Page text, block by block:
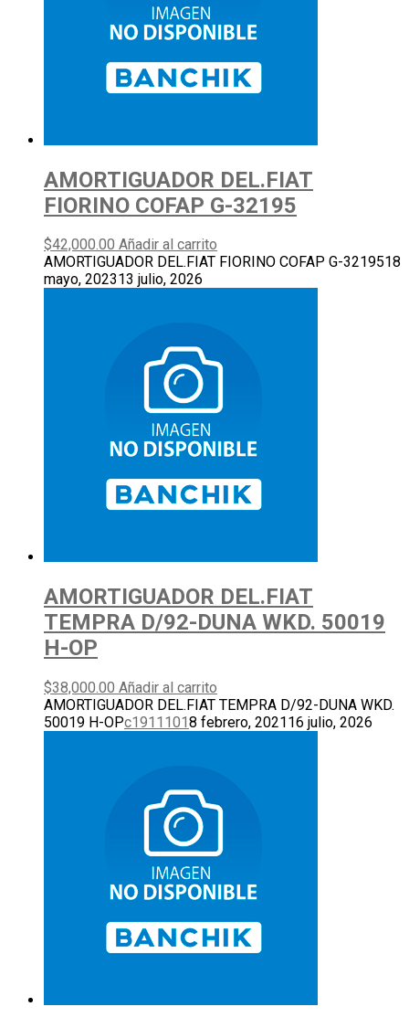
AMORTIGUADOR DEL.FIAT
FIORINO COFAP G-32195
$42,000.00 Añadir al carrito
AMORTIGUADOR DEL.FIAT FIORINO COFAP G-3219518
mayo, 202313 julio, 2026
AMORTIGUADOR DEL.FIAT
TEMPRA D/92-DUNA WKD. 50019
H-OP
$38,000.00 Añadir al carrito
AMORTIGUADOR DEL.FIAT TEMPRA D/92-DUNA WKD.
50019 H-OPc1911101 8 febrero, 2021 16 julio, 2026